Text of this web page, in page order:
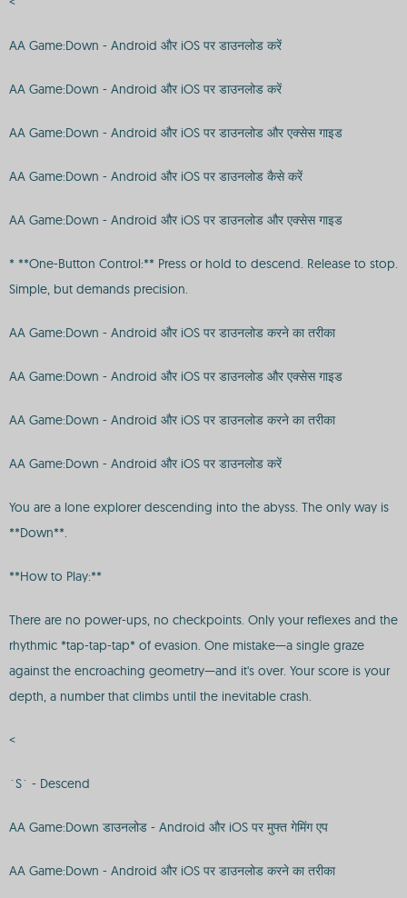
AA Game:Down - Android और iOS पर डाउनलोड करें
AA Game:Down - Android और iOS पर डाउनलोड करें
AA Game:Down - Android और iOS पर डाउनलोड और एक्सेस गाइड
AA Game:Down - Android और iOS पर डाउनलोड कैसे करें
AA Game:Down - Android और iOS पर डाउनलोड और एक्सेस गाइड
* **One-Button Control:** Press or hold to descend. Release to stop.
Simple, but demands precision.
AA Game:Down - Android और iOS पर डाउनलोड करने का तरीका
AA Game:Down - Android और iOS पर डाउनलोड और एक्सेस गाइड
AA Game:Down - Android और iOS पर डाउनलोड करने का तरीका
AA Game:Down - Android और iOS पर डाउनलोड करें
You are a lone explorer descending into the abyss. The only way is
**Down**.
**How to Play:**
There are no power-ups, no checkpoints. Only your reflexes and the
rhythmic *tap-tap-tap* of evasion. One mistake—a single graze
against the encroaching geometry—and it's over. Your score is your
depth, a number that climbs until the inevitable crash.
<
`S` - Descend
AA Game:Down डाउनलोड - Android और iOS पर मुफ्त गेमिंग एप
AA Game:Down - Android और iOS पर डाउनलोड करने का तरीका